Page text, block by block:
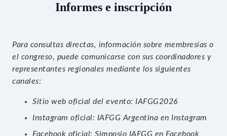
Informes e inscripción
Para consultas directas, información sobre membresías o
el congreso, puede comunicarse con sus coordinadores y
representantes regionales mediante los siguientes
canales:
Sitio web oficial del evento: IAFGG2026
Instagram oficial: IAFGG Argentina en Instagram
Facebook oficial:Simposio IAFGG en Facebook